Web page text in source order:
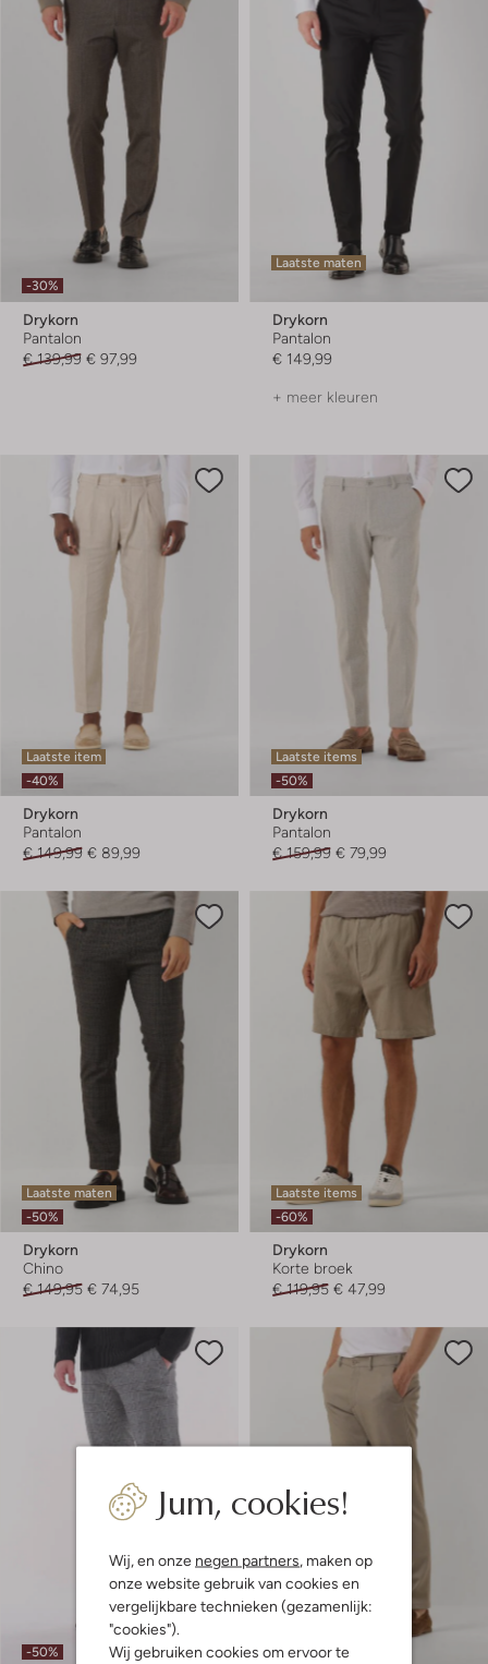
Jum, cookies!
Wij, en onze negen partners, maken op
onze website gebruik van cookies en
vergelijkbare technieken (gezamenlijk:
"cookies").
Wij gebruiken cookies om ervoor te
-30%
Drykorn
Pantalon
€ 139,99 € 97,99
Laatste maten
Drykorn
Pantalon
€ 149,99
+ meer kleuren
Laatste item
-40%
Drykorn
Pantalon
€ 149,99 € 89,99
Laatste items
-50%
Drykorn
Pantalon
€ 159,99 € 79,99
Laatste maten
-50%
Drykorn
Chino
€ 149,95 € 74,95
Laatste items
-60%
Drykorn
Korte broek
€ 119,95 € 47,99
-50%
-60%